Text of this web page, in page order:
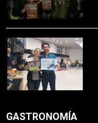
GASTRONOMÍA